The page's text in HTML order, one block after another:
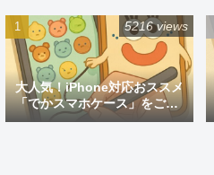
大人気！iPhone対応おススメ
「でかスマホケース」をご紹
介
5216 views